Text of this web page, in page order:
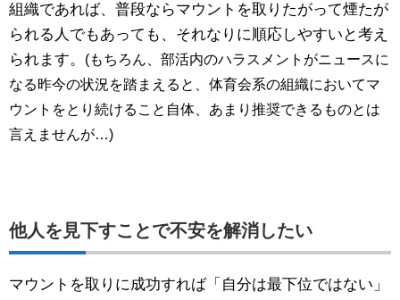
組織であれば、普段ならマウントを取りたがって煙たが
られる人でもあっても、それなりに順応しやすいと考え
られます。
(もちろん、部活内のハラスメントがニュースに
なる昨今の状況を踏まえると、体育会系の組織においてマ
ウントをとり続けること自体、あまり推奨できるものとは
言えませんが…)
他人を見下すことで不安を解消したい
マウントを取りに成功すれば「自分は最下位ではない」